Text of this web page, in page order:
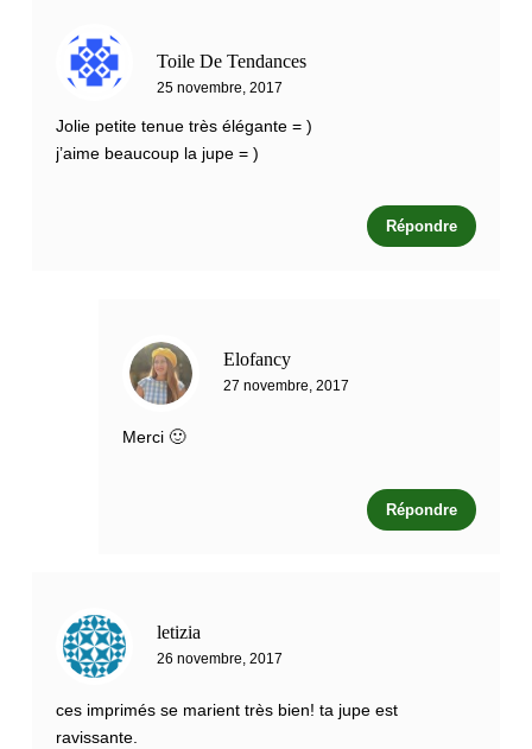
Toile De Tendances
25 novembre, 2017
Jolie petite tenue très élégante = )
j’aime beaucoup la jupe = )
Répondre
Elofancy
27 novembre, 2017
Merci 🙂
Répondre
letizia
26 novembre, 2017
ces imprimés se marient très bien! ta jupe est
ravissante.